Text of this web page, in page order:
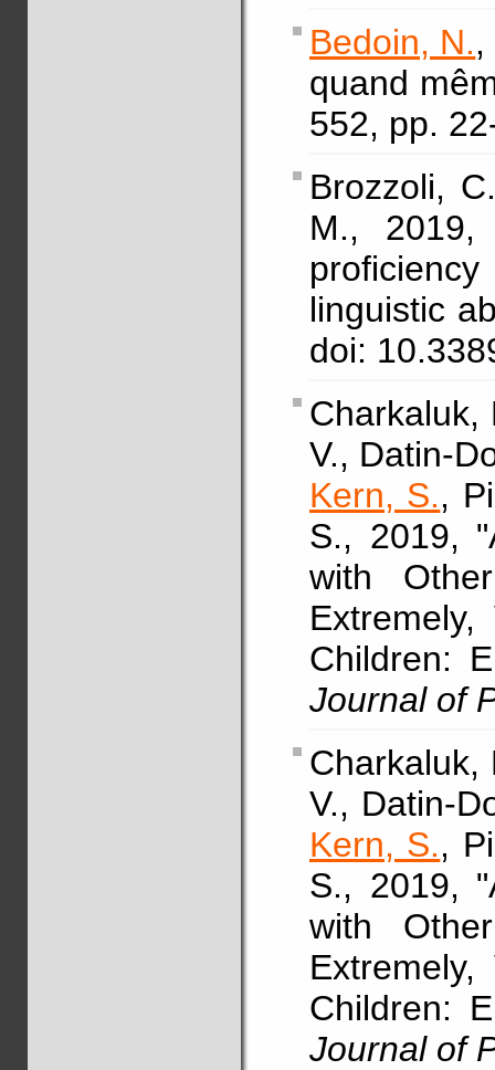
Bedoin, N.
quand
552, pp.
Brozzoli,
M.,
linguistic
doi:
Charkaluk,
V., Datin-
Kern, S.,
S., 2019,
with
Children:
Journal of
Charkaluk,
V., Datin-
Kern, S.,
S., 2019,
with
Children:
Journal of